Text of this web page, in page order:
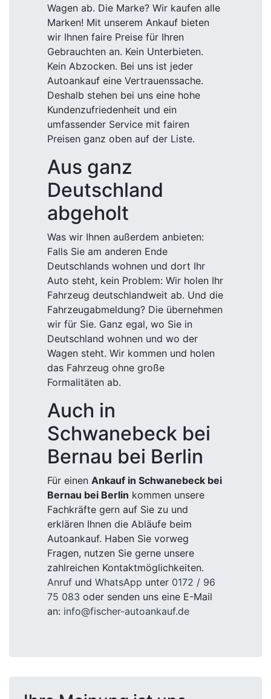
Wagen ab. Die Marke? Wir kaufen alle
Marken! Mit unserem Ankauf bieten
wir Ihnen faire Preise für Ihren
Gebrauchten an. Kein Unterbieten.
Kein Abzocken. Bei uns ist jeder
Autoankauf eine Vertrauenssache.
Deshalb stehen bei uns eine hohe
Kundenzufriedenheit und ein
umfassender Service mit fairen
Preisen ganz oben auf der Liste.
Aus ganz
Deutschland
abgeholt
Was wir Ihnen außerdem anbieten:
Falls Sie am anderen Ende
Deutschlands wohnen und dort Ihr
Auto steht, kein Problem: Wir holen Ihr
Fahrzeug deutschlandweit ab. Und die
Fahrzeugabmeldung? Die übernehmen
wir für Sie. Ganz egal, wo Sie in
Deutschland wohnen und wo der
Wagen steht. Wir kommen und holen
das Fahrzeug ohne große
Formalitäten ab.
Auch in
Schwanebeck bei
Bernau bei Berlin
Für einen Ankauf in Schwanebeck bei
Bernau bei Berlin kommen unsere
Fachkräfte gern auf Sie zu und
erklären Ihnen die Abläufe beim
Autoankauf. Haben Sie vorweg
Fragen, nutzen Sie gerne unsere
zahlreichen Kontaktmöglichkeiten.
Anruf und WhatsApp unter 0172 / 96
75 083 oder senden uns eine E-Mail
an: info@fischer-autoankauf.de